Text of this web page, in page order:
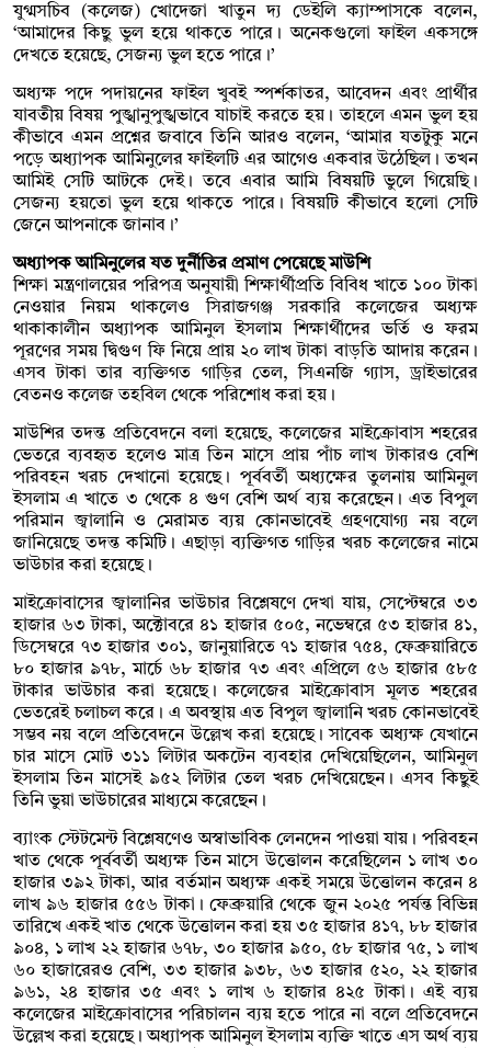
যুগ্মসচিব (কলেজ) খোদেজা খাতুন দ্য ডেইলি ক্যাম্পাসকে বলেন,
‘আমাদের কিছু ভুল হয়ে থাকতে পারে। অনেকগুলো ফাইল একসঙ্গে
দেখতে হয়েছে, সেজন্য ভুল হতে পারে।’
অধ্যক্ষ পদে পদায়নের ফাইল খুবই স্পর্শকাতর, আবেদন এবং প্রার্থীর
যাবতীয় বিষয় পুঙ্খানুপুঙ্খভাবে যাচাই করতে হয়। তাহলে এমন ভুল হয়
কীভাবে এমন প্রশ্নের জবাবে তিনি আরও বলেন, ‘আমার যতটুকু মনে
পড়ে অধ্যাপক আমিনুলের ফাইলটি এর আগেও একবার উঠেছিল। তখন
আমিই সেটি আটকে দেই। তবে এবার আমি বিষয়টি ভুলে গিয়েছি।
সেজন্য হয়তো ভুল হয়ে থাকতে পারে। বিষয়টি কীভাবে হলো সেটি
জেনে আপনাকে জানাব।’
অধ্যাপক আমিনুলের যত দুর্নীতির প্রমাণ পেয়েছে মাউশি
শিক্ষা মন্ত্রণালয়ের পরিপত্র অনুযায়ী শিক্ষার্থীপ্রতি বিবিধ খাতে ১০০ টাকা
নেওয়ার নিয়ম থাকলেও সিরাজগঞ্জ সরকারি কলেজের অধ্যক্ষ
থাকাকালীন অধ্যাপক আমিনুল ইসলাম শিক্ষার্থীদের ভর্তি ও ফরম
পূরণের সময় দ্বিগুণ ফি নিয়ে প্রায় ২০ লাখ টাকা বাড়তি আদায় করেন।
এসব টাকা তার ব্যক্তিগত গাড়ির তেল, সিএনজি গ্যাস, ড্রাইভারের
বেতনও কলেজ তহবিল থেকে পরিশোধ করা হয়।
মাউশির তদন্ত প্রতিবেদনে বলা হয়েছে, কলেজের মাইক্রোবাস শহরের
ভেতরে ব্যবহৃত হলেও মাত্র তিন মাসে প্রায় পাঁচ লাখ টাকারও বেশি
পরিবহন খরচ দেখানো হয়েছে। পূর্ববর্তী অধ্যক্ষের তুলনায় আমিনুল
ইসলাম এ খাতে ৩ থেকে ৪ গুণ বেশি অর্থ ব্যয় করেছেন। এত বিপুল
পরিমান জ্বালানি ও মেরামত ব্যয় কোনভাবেই গ্রহণযোগ্য নয় বলে
জানিয়েছে তদন্ত কমিটি। এছাড়া ব্যক্তিগত গাড়ির খরচ কলেজের নামে
ভাউচার করা হয়েছে।
মাইক্রোবাসের জ্বালানির ভাউচার বিশ্লেষণে দেখা যায়, সেপ্টেম্বরে ৩৩
হাজার ৬৩ টাকা, অক্টোবরে ৪১ হাজার ৫০৫, নভেম্বরে ৫৩ হাজার ৪১,
ডিসেম্বরে ৭৩ হাজার ৩০১, জানুয়ারিতে ৭১ হাজার ৭৫৪, ফেব্রুয়ারিতে
৮০ হাজার ৯৭৮, মার্চে ৬৮ হাজার ৭৩ এবং এপ্রিলে ৫৬ হাজার ৫৮৫
টাকার ভাউচার করা হয়েছে। কলেজের মাইক্রোবাস মূলত শহরের
ভেতরেই চলাচল করে। এ অবস্থায় এত বিপুল জ্বালানি খরচ কোনভাবেই
সম্ভব নয় বলে প্রতিবেদনে উল্লেখ করা হয়েছে। সাবেক অধ্যক্ষ যেখানে
চার মাসে মোট ৩১১ লিটার অকটেন ব্যবহার দেখিয়েছিলেন, আমিনুল
ইসলাম তিন মাসেই ৯৫২ লিটার তেল খরচ দেখিয়েছেন। এসব কিছুই
তিনি ভুয়া ভাউচারের মাধ্যমে করেছেন।
ব্যাংক স্টেটমেন্ট বিশ্লেষণেও অস্বাভাবিক লেনদেন পাওয়া যায়। পরিবহন
খাত থেকে পূর্ববর্তী অধ্যক্ষ তিন মাসে উত্তোলন করেছিলেন ১ লাখ ৩০
হাজার ৩৯২ টাকা, আর বর্তমান অধ্যক্ষ একই সময়ে উত্তোলন করেন ৪
লাখ ৯৬ হাজার ৫৫৬ টাকা। ফেব্রুয়ারি থেকে জুন ২০২৫ পর্যন্ত বিভিন্ন
তারিখে একই খাত থেকে উত্তোলন করা হয় ৩৫ হাজার ৪১৭, ৮৮ হাজার
৯০৪, ১ লাখ ২২ হাজার ৬৭৮, ৩০ হাজার ৯৫০, ৫৮ হাজার ৭৫, ১ লাখ
৬০ হাজারেরও বেশি, ৩৩ হাজার ৯৩৮, ৬৩ হাজার ৫২০, ২২ হাজার
৯৬১, ২৪ হাজার ৩৫ এবং ১ লাখ ৬ হাজার ৪২৫ টাকা। এই ব্যয়
কলেজের মাইক্রোবাসের পরিচালন ব্যয় হতে পারে না বলে প্রতিবেদনে
উল্লেখ করা হয়েছে। অধ্যাপক আমিনুল ইসলাম ব্যক্তি খাতে এস অর্থ ব্যয়